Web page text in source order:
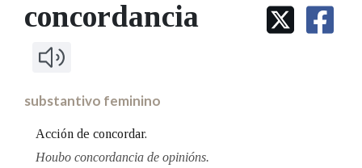
IDENTIDADE CORPORATIVA
MARCIAL DEL ADALID
FIGURAS HOMENAXEADAS
Facebook
TwitterYoutubeInstagram
Bluesky
BUSCAR NOS LEMAS
Comeza por
concordancia
substantivo feminino
Acción de concordar.
Houbo concordancia de opinións.